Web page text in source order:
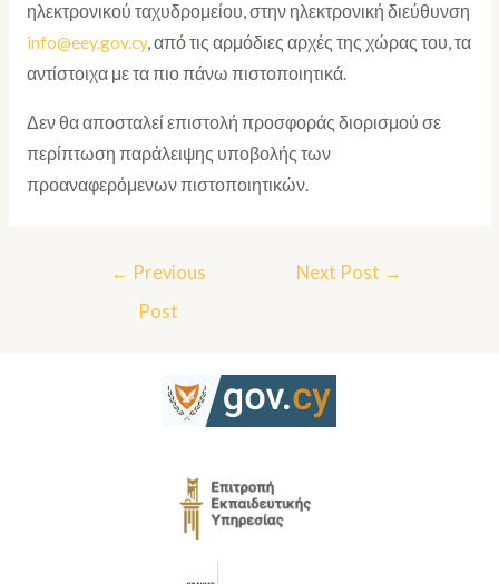
ηλεκτρονικού ταχυδρομείου, στην ηλεκτρονική διεύθυνση
info@eey.gov.cy, από τις αρμόδιες αρχές της χώρας του, τα
αντίστοιχα με τα πιο πάνω πιστοποιητικά.
Δεν θα αποσταλεί επιστολή προσφοράς διορισμού σε
περίπτωση παράλειψης υποβολής των
προαναφερόμενων πιστοποιητικών.
← Previous
Post
Next Post →